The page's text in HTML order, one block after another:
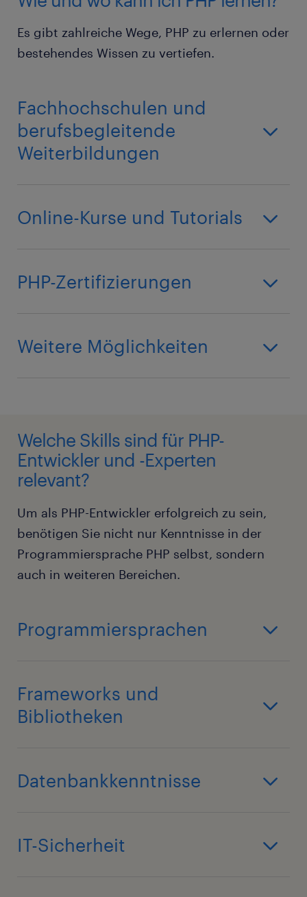
Es gibt zahlreiche Wege, PHP zu erlernen oder
bestehendes Wissen zu vertiefen.
Fachhochschulen und
berufsbegleitende
Weiterbildungen
Online-Kurse und Tutorials
PHP-Zertifizierungen
Weitere Möglichkeiten
Welche Skills sind für PHP-
Entwickler und -Experten
relevant?
Um als PHP-Entwickler erfolgreich zu sein,
benötigen Sie nicht nur Kenntnisse in der
Programmiersprache PHP selbst, sondern
auch in weiteren Bereichen.
Programmiersprachen
Frameworks und
Bibliotheken
Datenbankkenntnisse
IT-Sicherheit